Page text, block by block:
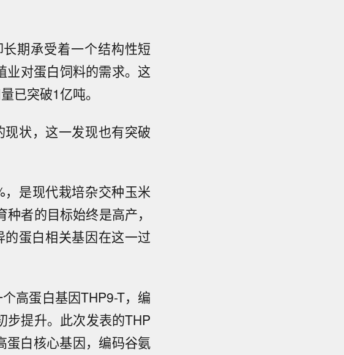
期承受着一个结构性短
业对蛋白饲料的需求。这
已突破1亿吨。
状，这一发现也有突破
是现代栽培杂交种玉米
者的目标始终是高产，
蛋白相关基因在这一过
高蛋白基因THP9-T，编
步提升。此次发表的THP
蛋白核心基因，编码谷氨